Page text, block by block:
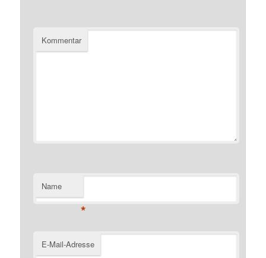
Kommentar
Name
*
E-Mail-Adresse